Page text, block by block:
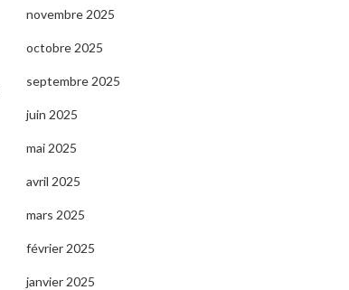
novembre 2025
octobre 2025
septembre 2025
juin 2025
mai 2025
avril 2025
mars 2025
février 2025
janvier 2025